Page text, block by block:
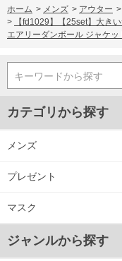
ホーム > メンズ > アウター >
>
【fd1029】【25set】大き
エアリーダンボール ジャケ
キーワードから探す
カテゴリから探す
メンズ
プレゼント
マスク
ジャンルから探す